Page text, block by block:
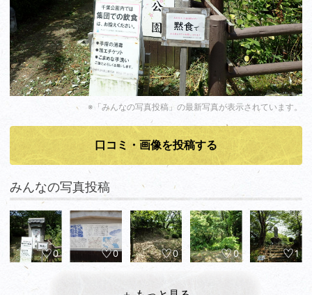
※「みんなの写真投稿」の最新写真が表示されています。
口コミ・画像を投稿する
みんなの写真投稿
0 0 0 0 1